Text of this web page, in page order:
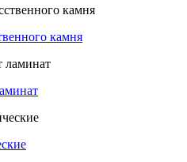
камня